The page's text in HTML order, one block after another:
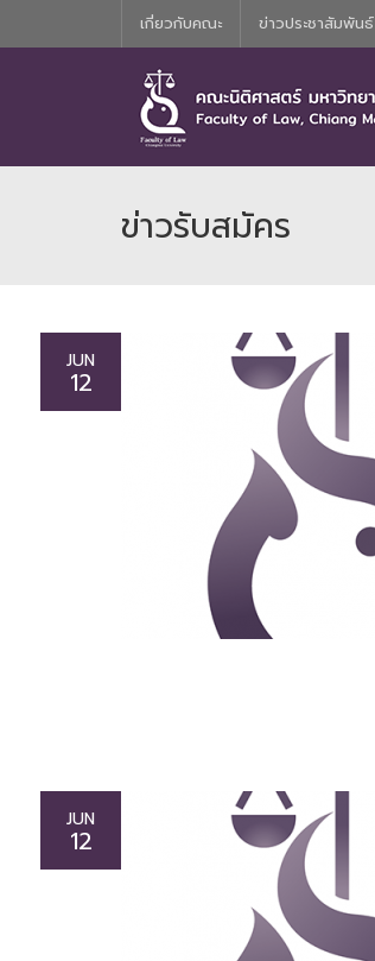
เกี่ยวกับคณะ ข่าวประชาสัมพันธ์
ข่าวรับสมัคร
JUN
12
JUN
12